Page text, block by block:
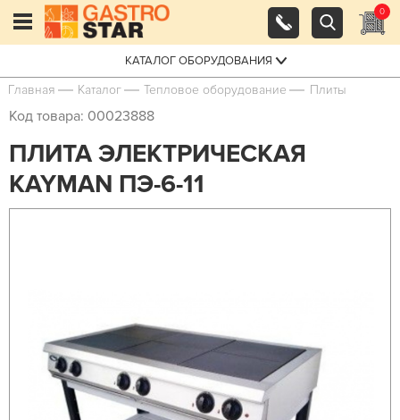
0
КАТАЛОГ ОБОРУДОВАНИЯ
Главная Каталог Тепловое оборудование Плиты
Код товара: 00023888
ПЛИТА ЭЛЕКТРИЧЕСКАЯ
KAYMAN ПЭ-6-11